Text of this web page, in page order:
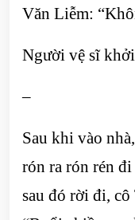
Văn Liễm:
Người vệ sĩ
–
Sau khi vào
rón ra rón rén
sau đó rời đi,